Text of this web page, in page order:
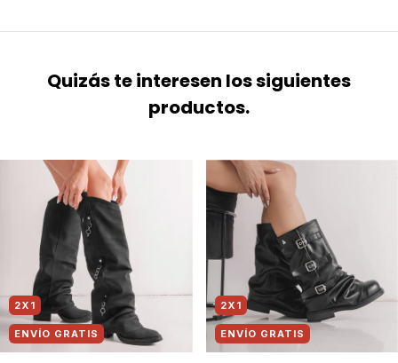
Quizás te interesen los siguientes
productos.
2X1
ENVÍO GRATIS
2X1
ENVÍO GRATIS